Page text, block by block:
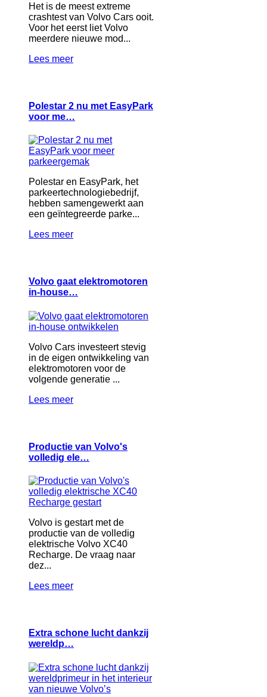
Het is de meest extreme
crashtest van Volvo Cars ooit.
Voor het eerst liet Volvo
meerdere nieuwe mod...
Lees meer
Polestar 2 nu met EasyPark
voor me…
Polestar en EasyPark, het
parkeertechnologiebedrijf,
hebben samengewerkt aan
een geïntegreerde parke...
Lees meer
Volvo gaat elektromotoren
in-house…
Volvo Cars investeert stevig
in de eigen ontwikkeling van
elektromotoren voor de
volgende generatie ...
Lees meer
Productie van Volvo's
volledig ele…
Volvo is gestart met de
productie van de volledig
elektrische Volvo XC40
Recharge. De vraag naar
dez...
Lees meer
Extra schone lucht dankzij
wereldp…